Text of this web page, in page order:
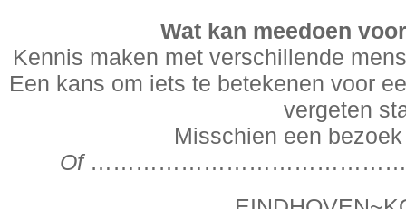
Wat kan meedoen
Kennis maken met verschillende
Een kans om iets te betekenen voor
vergeten
Misschien een
Of